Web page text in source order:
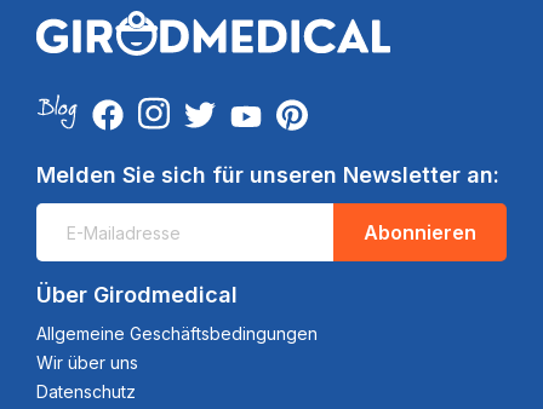
Melden Sie sich für unseren Newsletter an:
Abonnieren
Über Girodmedical
Allgemeine Geschäftsbedingungen
Wir über uns
Datenschutz